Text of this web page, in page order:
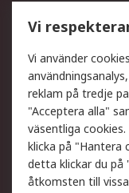
DesignSpark
Ditt lokala
Support
Få hjälp
Leverans
Begär en
Vi
Vi använder
reklam på tredje
"Acceptera alla"
väsentliga
klicka på "Hantera
detta klickar du på
åtkomsten till